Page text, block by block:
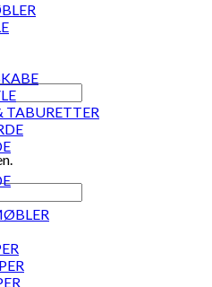
TABURETTER